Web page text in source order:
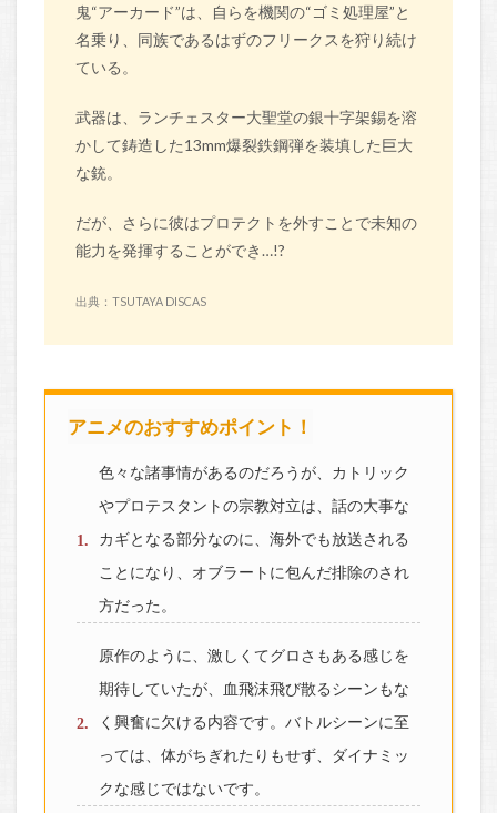
鬼“アーカード”は、自らを機関の“ゴミ処理屋”と
名乗り、同族であるはずのフリークスを狩り続け
ている。
武器は、ランチェスター大聖堂の銀十字架錫を溶
かして鋳造した13mm爆裂鉄鋼弾を装填した巨大
な銃。
だが、さらに彼はプロテクトを外すことで未知の
能力を発揮することができ…!?
出典：TSUTAYA DISCAS
アニメのおすすめポイント！
色々な諸事情があるのだろうが、カトリック
やプロテスタントの宗教対立は、話の大事な
カギとなる部分なのに、海外でも放送される
ことになり、オブラートに包んだ排除のされ
方だった。
原作のように、激しくてグロさもある感じを
期待していたが、血飛沫飛び散るシーンもな
く興奮に欠ける内容です。バトルシーンに至
っては、体がちぎれたりもせず、ダイナミッ
クな感じではないです。